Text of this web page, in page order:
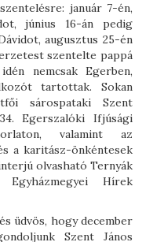
január 7-én,
június 16-án pedig
augusztus 25-én
szentelte pappá
nemcsak Egerben,
tartottak. Sokan
sárospataki Szent
Egerszalóki Ifjúsági
valamint az
a karitász-önkéntesek
olvasható Ternyák
Hírek
üdvös, hogy december
Szent János